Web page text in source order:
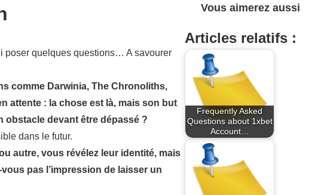
poser quelques questions… A savourer
comme Darwinia, The Chronoliths,
attente : la chose est là, mais son but
obstacle devant être dépassé ?
dans le futur.
autre, vous révélez leur identité, mais
pas l’impression de laisser un
Vous aimerez aussi
Articles relatifs :
Frequently Asked
Questions about 1xbet
Account…